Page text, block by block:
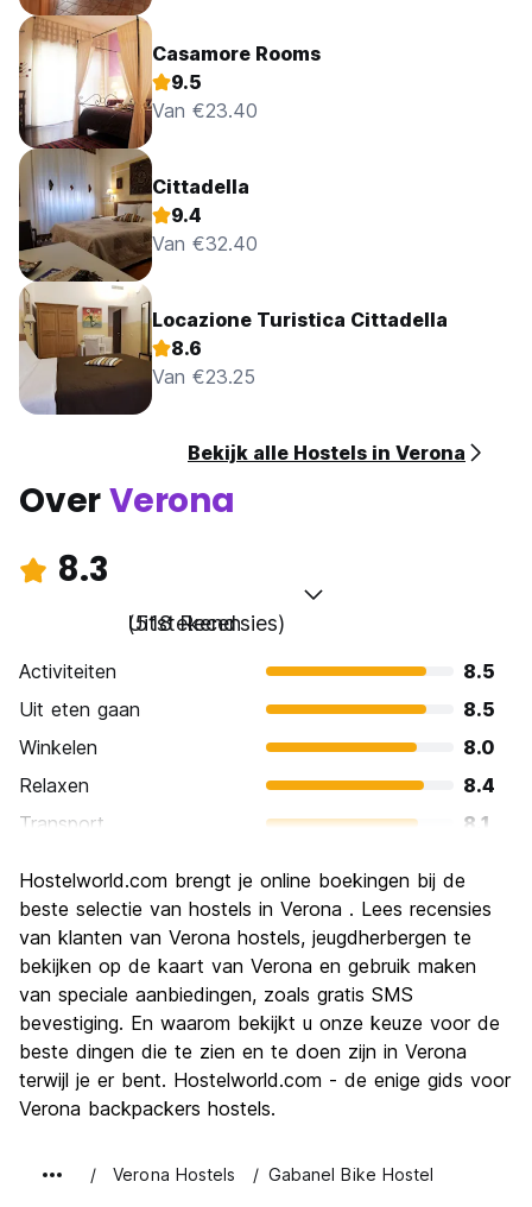
Casamore Rooms
9.5
Van €23.40
Cittadella
9.4
Van €32.40
Locazione Turistica Cittadella
8.6
Van €23.25
Bekijk alle Hostels in Verona
OverVerona
8.3
Uitstekend
(518 Recensies)
Activiteiten
8.5
Uit eten gaan
8.5
Winkelen
8.0
Relaxen
8.4
Transport
8.1
Cultuur
9.3
Uitgaan
7.0
Waarde voor uw geld
7.7
Hostelworld.com brengt je online boekingen bij de
beste selectie van hostels in Verona . Lees recensies
van klanten van Verona hostels, jeugdherbergen te
bekijken op de kaart van Verona en gebruik maken
van speciale aanbiedingen, zoals gratis SMS
bevestiging. En waarom bekijkt u onze keuze voor de
beste dingen die te zien en te doen zijn in Verona
terwijl je er bent. Hostelworld.com - de enige gids voor
Verona backpackers hostels.
Verona Hostels Gabanel Bike Hostel